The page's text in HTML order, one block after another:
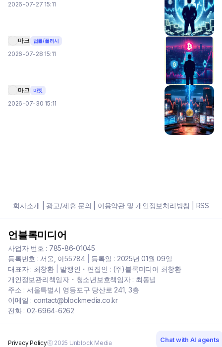
2026-07-27 15:11
마크 법률/폴리시
2026-07-28 15:11
마크 마켓
2026-07-30 15:11
회사소개 광고/제휴 문의 이용약관 및 개인정보처리방침 RSS
언블록미디어
사업자 번호 : 785-86-01045
등록번호 : 서울, 아55784| 등록일 : 2025년 01월 09일
대표자 : 최창환| 발행인・편집인 : (주)블록미디어 최창환
개인정보관리책임자・청소년보호책임자 : 최동녘
주소 : 서울특별시 영등포구 당산로 241, 3층
이메일 : contact@blockmedia.co.kr
전화 : 02-6964-6262
Privacy Policyⓒ 2025 Unblock Media Chat with AI agents